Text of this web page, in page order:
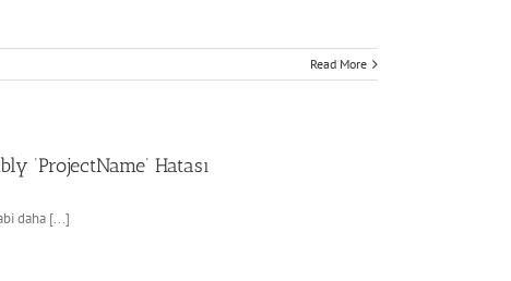
Read More
‘ProjectName’ Hatası
daha [...]